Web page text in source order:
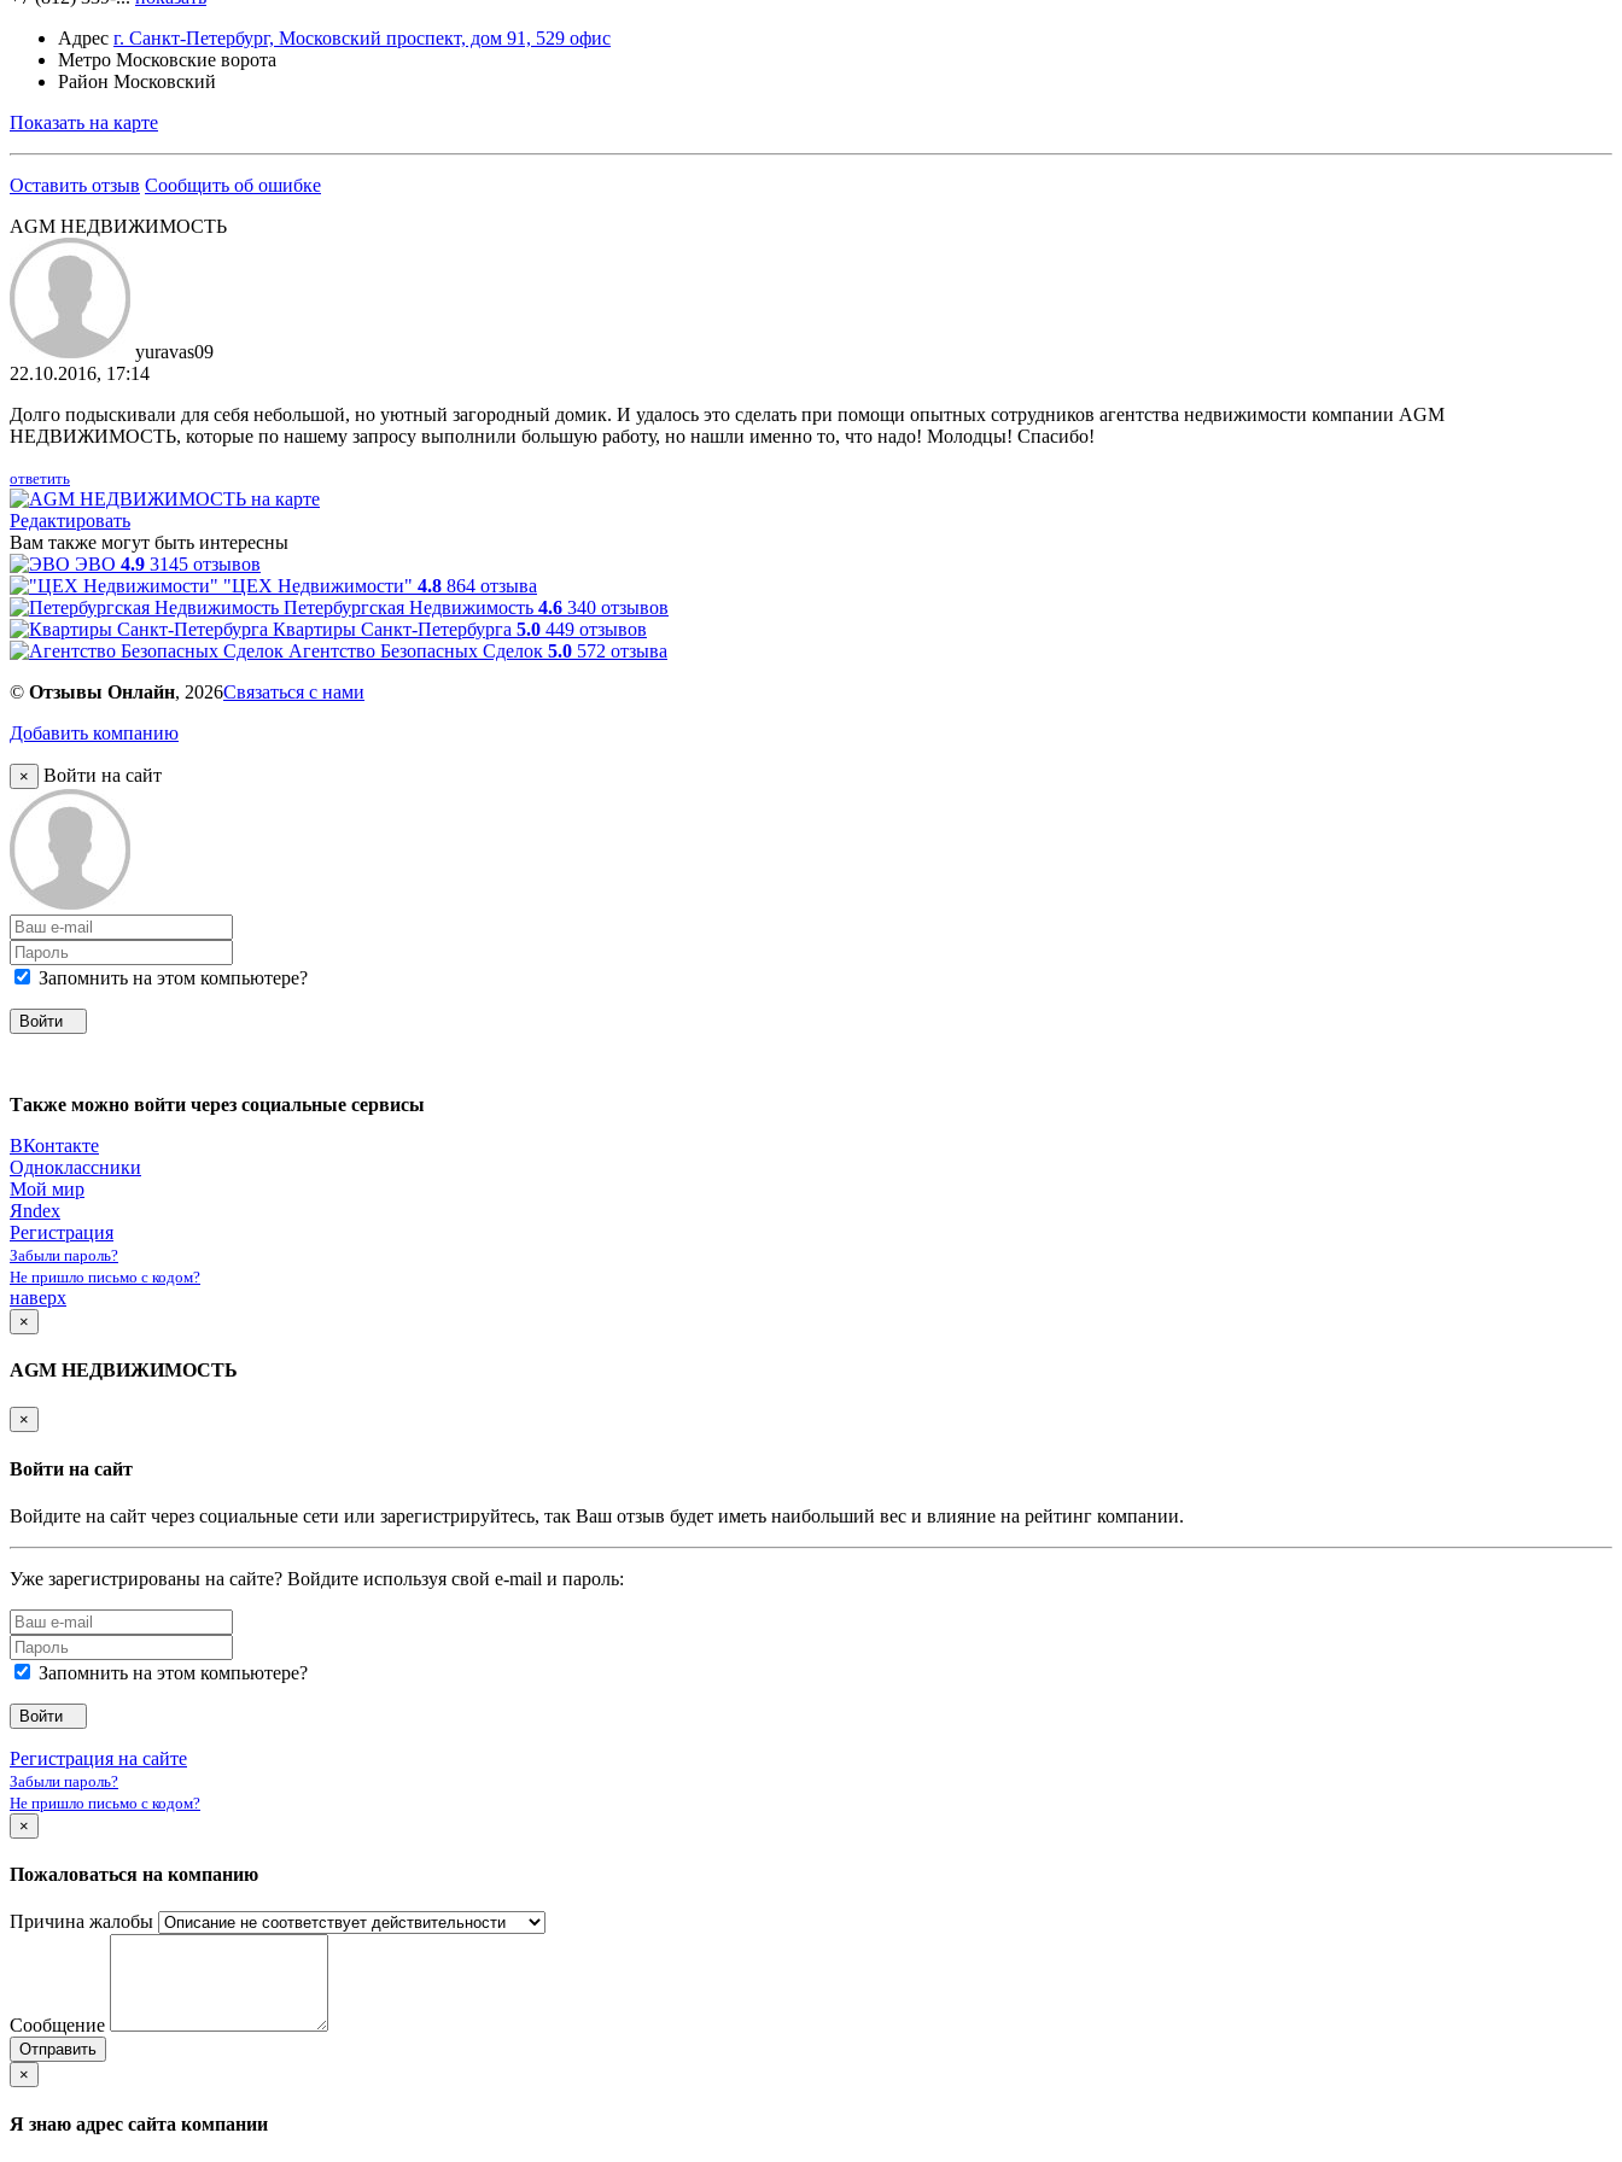
Адрес г. Санкт-Петербург, Московский проспект, дом 91, 529 офис
Метро Московские ворота
Район Московский
Показать на карте
Оставить отзыв Сообщить об ошибке
AGM НЕДВИЖИМОСТЬ
yuravas09
22.10.2016, 17:14
Долго подыскивали для себя небольшой, но уютный загородный домик. И удалось это сделать при помощи опытных сотрудников агентства недвижимости компании AGM
НЕДВИЖИМОСТЬ, которые по нашему запросу выполнили большую работу, но нашли именно то, что надо! Молодцы! Спасибо!
ответить
Редактировать
Вам также могут быть интересны
ЭВО 4.9 3145 отзывов
"ЦЕХ Недвижимости" 4.8 864 отзыва
Петербургская Недвижимость 4.6 340 отзывов
Квартиры Санкт-Петербурга 5.0 449 отзывов
Агентство Безопасных Сделок 5.0 572 отзыва
© Отзывы Онлайн, 2026Связаться с нами
Добавить компанию
× Войти на сайт
Запомнить на этом компьютере?
Войти
Также можно войти через социальные сервисы
ВКонтакте
Одноклассники
Мой мир
Яndex
Регистрация
Забыли пароль?
Не пришло письмо с кодом?
наверх
×
AGM НЕДВИЖИМОСТЬ
×
Войти на сайт
Войдите на сайт через социальные сети или зарегистрируйтесь, так Ваш отзыв будет иметь наибольший вес и влияние на рейтинг компании.
Уже зарегистрированы на сайте? Войдите используя свой e-mail и пароль:
Запомнить на этом компьютере?
Войти
Регистрация на сайте
Забыли пароль?
Не пришло письмо с кодом?
×
Пожаловаться на компанию
Причина жалобы
Сообщение
Отправить
×
Я знаю адрес сайта компании